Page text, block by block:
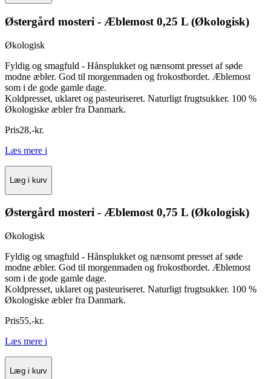
Østergård mosteri - Æblemost 0,25 L (Økologisk)
Økologisk
Fyldig og smagfuld - Hånsplukket og nænsomt presset af søde
modne æbler. God til morgenmaden og frokostbordet. Æblemost
som i de gode gamle dage.
Koldpresset, uklaret og pasteuriseret. Naturligt frugtsukker. 100 %
Økologiske æbler fra Danmark.
Pris28,-kr.
Læs mere i
Læg i kurv
Østergård mosteri - Æblemost 0,75 L (Økologisk)
Økologisk
Fyldig og smagfuld - Hånsplukket og nænsomt presset af søde
modne æbler. God til morgenmaden og frokostbordet. Æblemost
som i de gode gamle dage.
Koldpresset, uklaret og pasteuriseret. Naturligt frugtsukker. 100 %
Økologiske æbler fra Danmark.
Pris55,-kr.
Læs mere i
Læg i kurv